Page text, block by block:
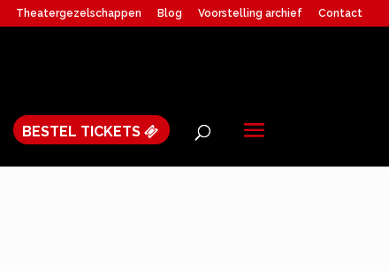
Theatergezelschappen Blog Voorstelling archief Contact
BESTEL TICKETS